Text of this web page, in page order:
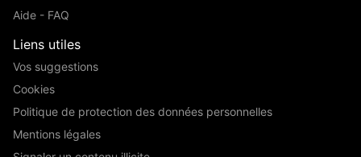
Aide - FAQ
Liens utiles
Vos suggestions
Cookies
Politique de protection des données personnelles
Mentions légales